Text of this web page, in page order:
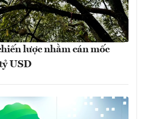
lược nhằm cán mốc
USD